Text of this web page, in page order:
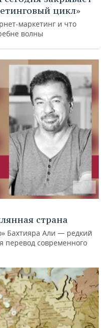
цикл»
маркетинг и что
волны
страна
Бахтияра Али — редкий
перевод современного